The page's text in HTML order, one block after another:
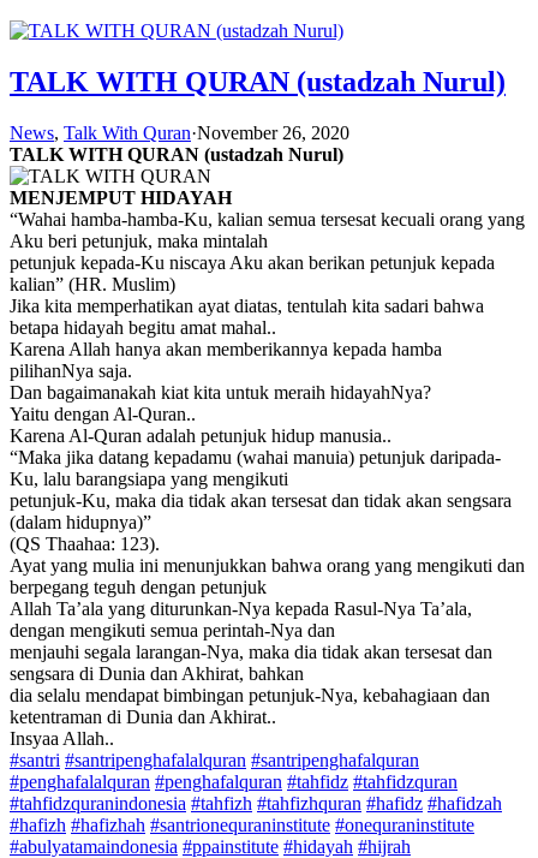
TALK WITH QURAN (ustadzah Nurul)
News, Talk With Quran·November 26, 2020
TALK WITH QURAN (ustadzah Nurul)
MENJEMPUT HIDAYAH
“Wahai hamba-hamba-Ku, kalian semua tersesat kecuali orang yang
Aku beri petunjuk, maka mintalah
petunjuk kepada-Ku niscaya Aku akan berikan petunjuk kepada
kalian” (HR. Muslim)
Jika kita memperhatikan ayat diatas, tentulah kita sadari bahwa
betapa hidayah begitu amat mahal..
Karena Allah hanya akan memberikannya kepada hamba
pilihanNya saja.
Dan bagaimanakah kiat kita untuk meraih hidayahNya?
Yaitu dengan Al-Quran..
Karena Al-Quran adalah petunjuk hidup manusia..
“Maka jika datang kepadamu (wahai manuia) petunjuk daripada-
Ku, lalu barangsiapa yang mengikuti
petunjuk-Ku, maka dia tidak akan tersesat dan tidak akan sengsara
(dalam hidupnya)”
(QS Thaahaa: 123).
Ayat yang mulia ini menunjukkan bahwa orang yang mengikuti dan
berpegang teguh dengan petunjuk
Allah Ta’ala yang diturunkan-Nya kepada Rasul-Nya Ta’ala,
dengan mengikuti semua perintah-Nya dan
menjauhi segala larangan-Nya, maka dia tidak akan tersesat dan
sengsara di Dunia dan Akhirat, bahkan
dia selalu mendapat bimbingan petunjuk-Nya, kebahagiaan dan
ketentraman di Dunia dan Akhirat..
Insyaa Allah..
#santri #santripenghafalalquran #santripenghafalquran
#penghafalalquran #penghafalquran #tahfidz #tahfidzquran
#tahfidzquranindonesia #tahfizh #tahfizhquran #hafidz #hafidzah
#hafizh #hafizhah #santrionequraninstitute #onequraninstitute
#abulyatamaindonesia #ppainstitute #hidayah #hijrah